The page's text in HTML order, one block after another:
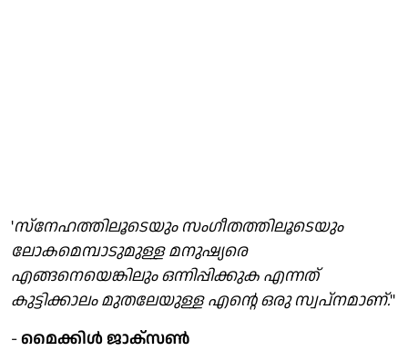
'സ്‌നേഹത്തിലൂടെയും സംഗീതത്തിലൂടെയും
ലോകമെമ്പാടുമുള്ള മനുഷ്യരെ
എങ്ങനെയെങ്കിലും ഒന്നിപ്പിക്കുക എന്നത്
കുട്ടിക്കാലം മുതലേയുള്ള എന്റെ ഒരു സ്വപ്‌നമാണ്.''
-മൈക്കിള്‍ ജാക്‌സണ്‍